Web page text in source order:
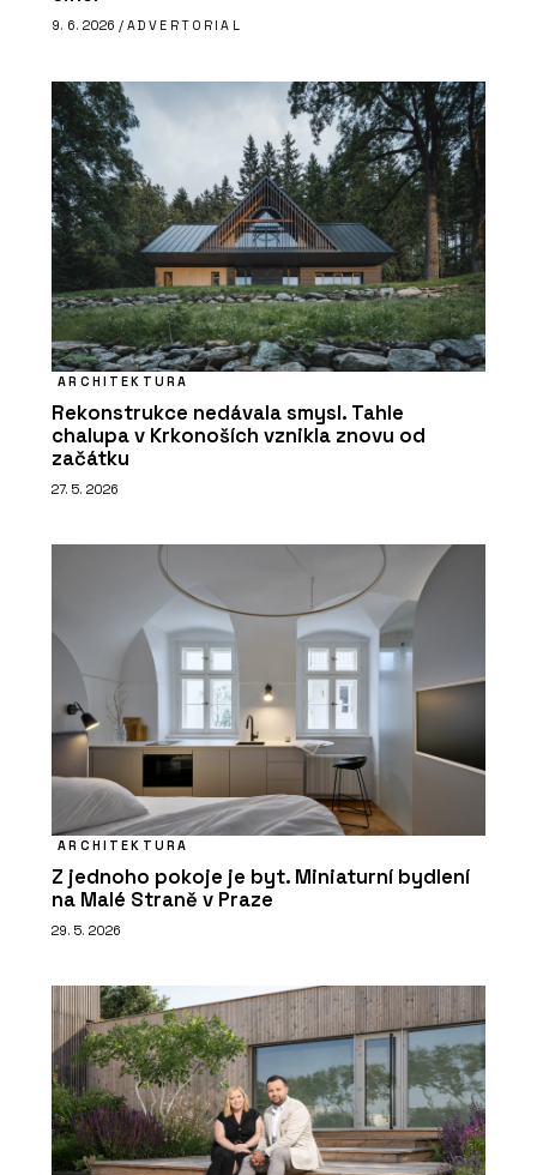
9. 6. 2026 / ADVERTORIAL
ARCHITEKTURA
Rekonstrukce nedávala smysl. Tahle
chalupa v Krkonoších vznikla znovu od
začátku
27. 5. 2026
ARCHITEKTURA
Z jednoho pokoje je byt. Miniaturní bydlení
na Malé Straně v Praze
29. 5. 2026